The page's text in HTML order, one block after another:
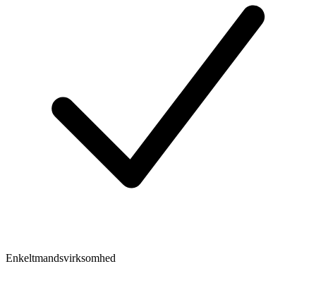
Enkeltmandsvirksomhed